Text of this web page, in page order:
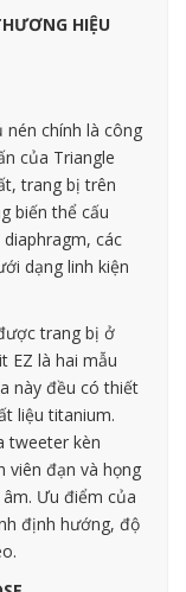
HIỆU
nén chính là công
của Triangle
trang bị trên
biến thể cấu
các
dạng linh kiện
trang bị ở
EZ là hai mẫu
này đều có thiết
liệu titanium.
tweeter kèn
viên đạn và họng
Ưu điểm của
định hướng, độ